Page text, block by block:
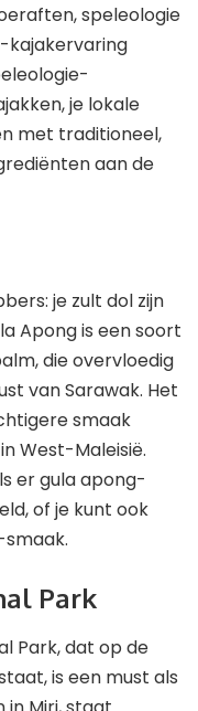
speleologie
kajakervaring
je lokale
met traditioneel,
aan de
je zult dol zijn
Apong is een soort
die overvloedig
van Sarawak. Het
smaak
West-Maleisië.
er gula apong-
of je kunt ook
Park
Park, dat op de
is een must als